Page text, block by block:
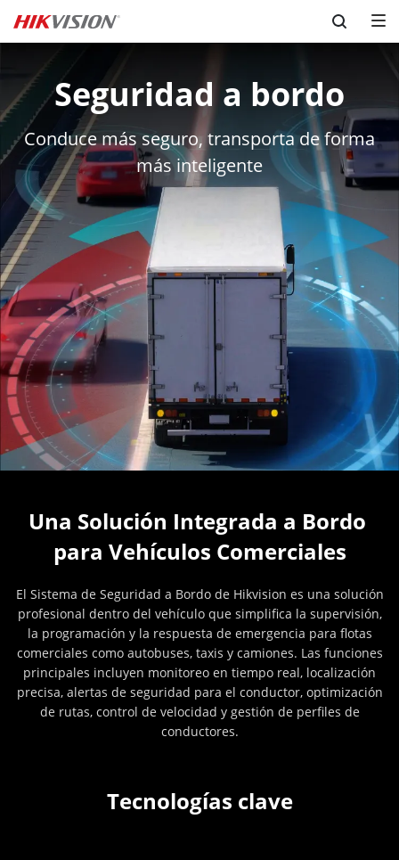
Skip to content
Seguridad a bordo
Conduce más seguro, transporta de forma
más inteligente
Una Solución Integrada a Bordo
para Vehículos Comerciales
El Sistema de Seguridad a Bordo de Hikvision es una solución
profesional dentro del vehículo que simplifica la supervisión,
la programación y la respuesta de emergencia para flotas
comerciales como autobuses, taxis y camiones. Las funciones
principales incluyen monitoreo en tiempo real, localización
precisa, alertas de seguridad para el conductor, optimización
de rutas, control de velocidad y gestión de perfiles de
conductores.
Tecnologías clave